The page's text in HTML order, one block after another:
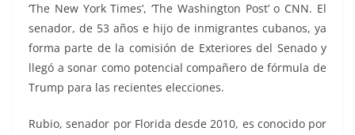
‘The New York Times’, ‘The Washington Post’ o CNN. El
senador, de 53 años e hijo de inmigrantes cubanos, ya
forma parte de la comisión de Exteriores del Senado y
llegó a sonar como potencial compañero de fórmula de
Trump para las recientes elecciones.
Rubio, senador por Florida desde 2010, es conocido por